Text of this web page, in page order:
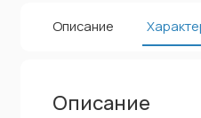
Описание
Описание